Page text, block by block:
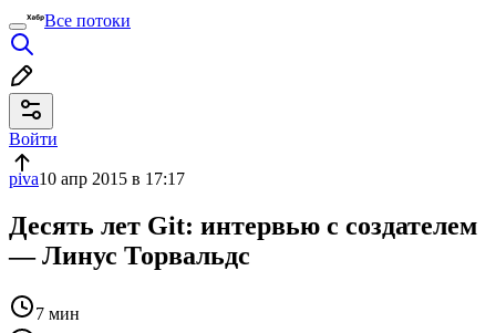
Все потоки
Войти
piva10 апр 2015 в 17:17
Десять лет Git: интервью с создателем
— Линус Торвальдс
7 мин